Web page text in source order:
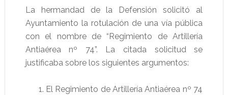
La hermandad de la Defensión solicitó al
Ayuntamiento la rotulación de una vía pública
con el nombre de “Regimiento de Artillería
Antiaérea nº 74”. La citada solicitud se
justificaba sobre los siguientes argumentos:
El Regimiento de Artillería Antiaérea nº 74